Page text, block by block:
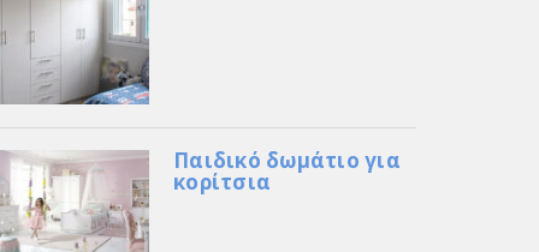
Παιδικό δωμάτιο για
κορίτσια